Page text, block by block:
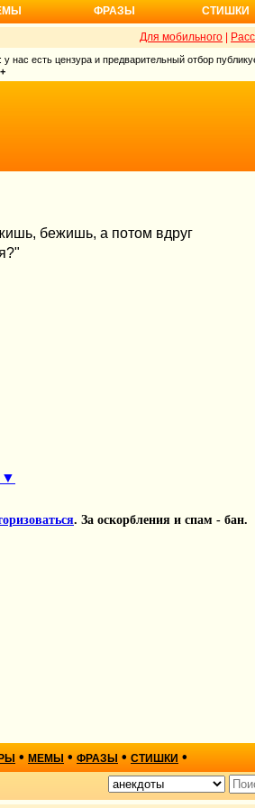
ФРАЗЫ СТИШКИ
Для мобильного
нас есть цензура и предварительный отбор
бежишь, а потом вдруг
. За оскорбления и спам - бан.
• МЕМЫ • ФРАЗЫ • СТИШКИ •